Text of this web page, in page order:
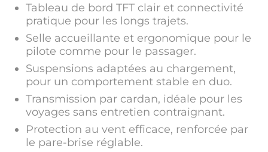
Tableau de bord TFT clair et connectivité
pratique pour les longs trajets.
Selle accueillante et ergonomique pour le
pilote comme pour le passager.
Suspensions adaptées au chargement,
pour un comportement stable en duo.
Transmission par cardan, idéale pour les
voyages sans entretien contraignant.
Protection au vent efficace, renforcée par
le pare-brise réglable.